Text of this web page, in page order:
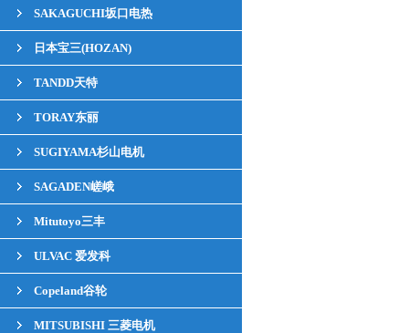
SAKAGUCHI坂口电热
日本宝三(HOZAN)
TANDD天特
TORAY东丽
SUGIYAMA杉山电机
SAGADEN嵯峨
Mitutoyo三丰
ULVAC 爱发科
Copeland谷轮
MITSUBISHI 三菱电机